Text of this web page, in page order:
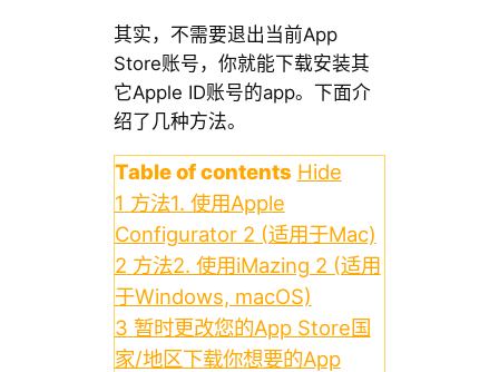
其实，不需要退出当前App
Store账号，你就能下载安装其
它Apple ID账号的app。下面介
绍了几种方法。
Table of contents Hide
1 方法1. 使用Apple
Configurator 2 (适用于Mac)
2 方法2. 使用iMazing 2 (适用
于Windows, macOS)
3 暂时更改您的App Store国
家/地区下载你想要的App